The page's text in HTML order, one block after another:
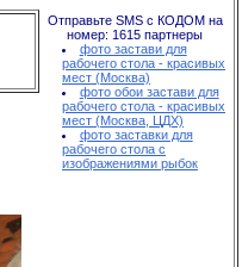
Отправьте SMS с КОДОМ на
номер: 1615 партнеры
фото застави для
рабочего стола - красивых
мест (Москва)
фото обои застави для
рабочего стола - красивых
мест (Москва, ЦДХ)
фото заставки для
рабочего стола с
изображениями рыбок